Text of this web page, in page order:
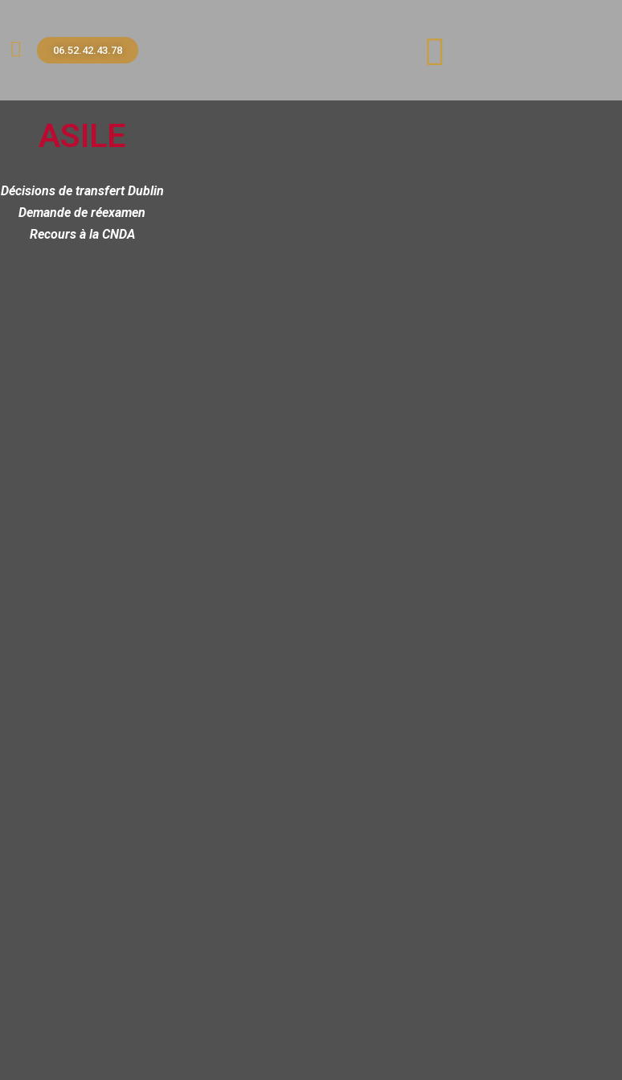
06.52.42.43.78
ASILE
Décisions de transfert Dublin
​Demande de réexamen
Recours à la CNDA